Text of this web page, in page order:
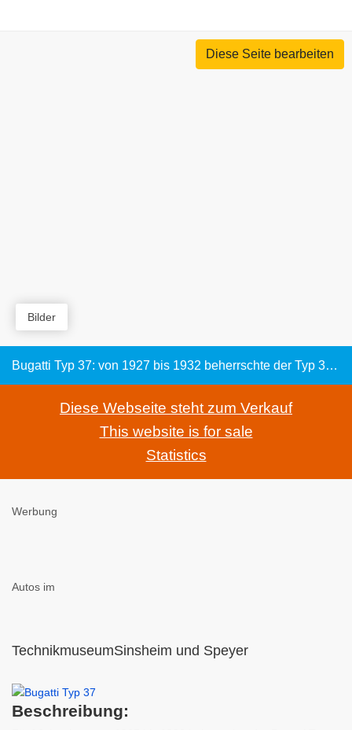
Diese Seite bearbeiten
Bilder
Bugatti Typ 37: von 1927 bis 1932 beherrschte der Typ 37 die Rennwagenklasse
Diese Webseite steht zum Verkauf
This website is for sale
Statistics
Werbung
Autos im
TechnikmuseumSinsheim und Speyer
Beschreibung: